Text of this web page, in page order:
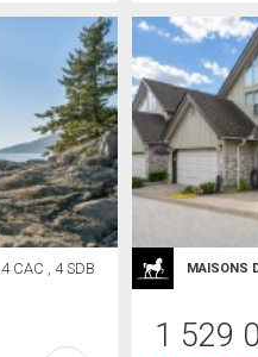
4 CAC , 4 SDB MAISONS
1 529